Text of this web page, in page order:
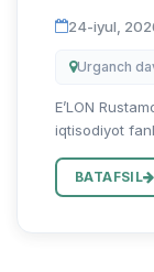
24-iyul,
Urganch
E’LON
iqtisodiyot
Faridaxon
kichik biznes
BATAFSIL